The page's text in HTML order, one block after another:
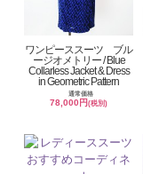
ワンピーススーツ ブル
ージオメトリー / Blue
Collarless Jacket & Dress
in Geometric Pattern
通常価格
78,000円(税別)